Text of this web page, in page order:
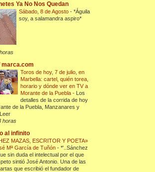
Ya No Nos Quedan
Sábado, 8 de Agosto-*Águila
soy, a salamandra aspiro*
marca.com
Toros de hoy, 7 de julio, en
Marbella: cartel, quién torea,
horario y dónde ver en TV a
Morante de la Puebla- Los
detalles de la corrida de hoy
de la Puebla, Manzanares y
horas
al infinito
MAZAS, ESCRITOR Y POETA»
Mª García de Tuñón-*'..Sánchez
sin duda el intelectual por el que
sintió José Antonio. Una de las
que escribió el fundador de